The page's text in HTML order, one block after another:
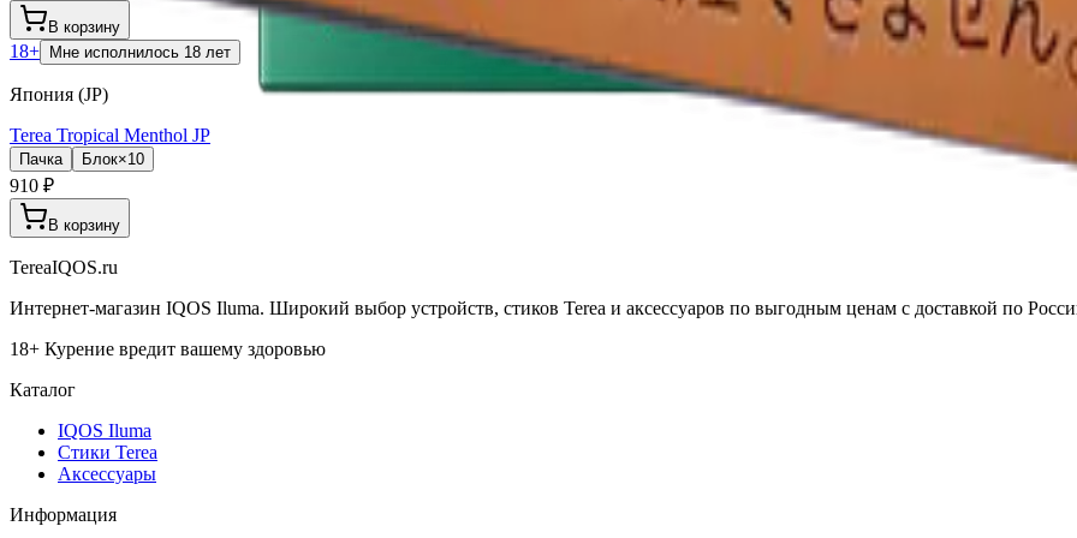
В корзину
18+ Мне исполнилось 18 лет
Япония (JP)
Terea Tropical Menthol JP
Пачка Блок×10
910 ₽
В корзину
TereaIQOS.ru
Интернет-магазин IQOS Iluma. Широкий выбор устройств, стиков Terea и аксессуаров по выгодным ценам с доставкой по
18+ Курение вредит вашему здоровью
Каталог
IQOS Iluma
Стики Terea
Аксессуары
Информация